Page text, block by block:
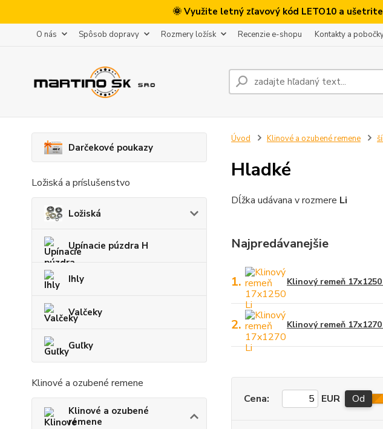
🌞 Využite letný zľavový kód LETO10 a
O nás Spôsob dopravy Rozmery ložísk Recenzie e-shopu Kontakty a
Darčekové poukazy
Ložiská a príslušenstvo
Ložiská
Upínacie púzdra H
Ihly
Valčeky
Guľky
Klinové a ozubené remene
Klinové a ozubené
remene
Úvod Klinové a ozubené remene
Hladké
Dĺžka udávana v rozmere Li
Najpredávanejšie
1. Klinový remeň
2. Klinový remeň
Cena: EUR Od